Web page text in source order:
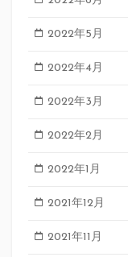
2022年5月
2022年4月
2022年3月
2022年2月
2022年1月
2021年12月
2021年11月